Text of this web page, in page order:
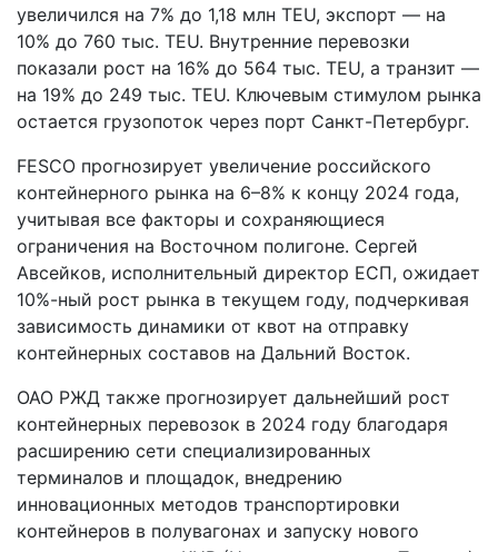
увеличился на 7% до 1,18 млн TEU, экспорт — на
10% до 760 тыс. TEU. Внутренние перевозки
показали рост на 16% до 564 тыс. TEU, а транзит —
на 19% до 249 тыс. TEU. Ключевым стимулом рынка
остается грузопоток через порт Санкт-Петербург.
FESCO прогнозирует увеличение российского
контейнерного рынка на 6–8% к концу 2024 года,
учитывая все факторы и сохраняющиеся
ограничения на Восточном полигоне. Сергей
Авсейков, исполнительный директор ЕСП, ожидает
10%-ный рост рынка в текущем году, подчеркивая
зависимость динамики от квот на отправку
контейнерных составов на Дальний Восток.
ОАО РЖД также прогнозирует дальнейший рост
контейнерных перевозок в 2024 году благодаря
расширению сети специализированных
терминалов и площадок, внедрению
инновационных методов транспортировки
контейнеров в полувагонах и запуску нового